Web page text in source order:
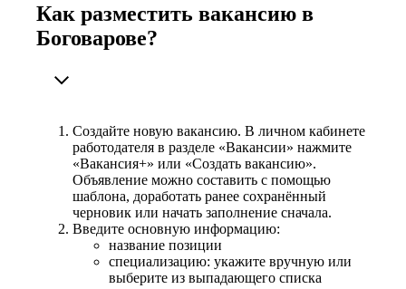
Как разместить вакансию в
Боговарове?
Создайте новую вакансию. В личном кабинете
работодателя в разделе «Вакансии» нажмите
«Вакансия+» или «Создать вакансию».
Объявление можно составить с помощью
шаблона, доработать ранее сохранённый
черновик или начать заполнение сначала.
Введите основную информацию:
название позиции
специализацию: укажите вручную или
выберите из выпадающего списка